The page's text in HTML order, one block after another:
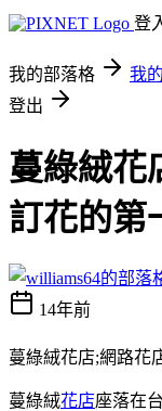
登
我的部落格 我
登出
蔓綠絨花
訂花的第
14年前
蔓綠絨花店;網路花
蔓綠絨花店座落在